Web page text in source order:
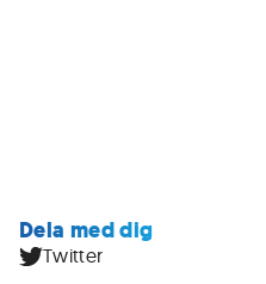
Dela med dig
Twitter